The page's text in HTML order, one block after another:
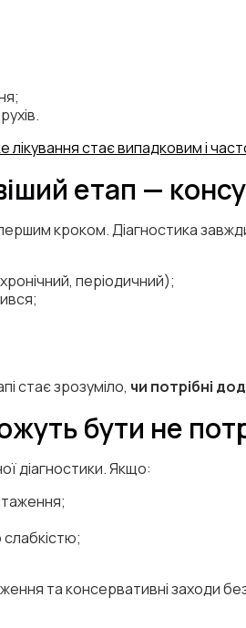
стає випадковим і
етап —
кроком. Діагностика завжди
періодичний);
стає зрозуміло, чи потрібні
бути не
діагностики. Якщо:
та консервативні заходи